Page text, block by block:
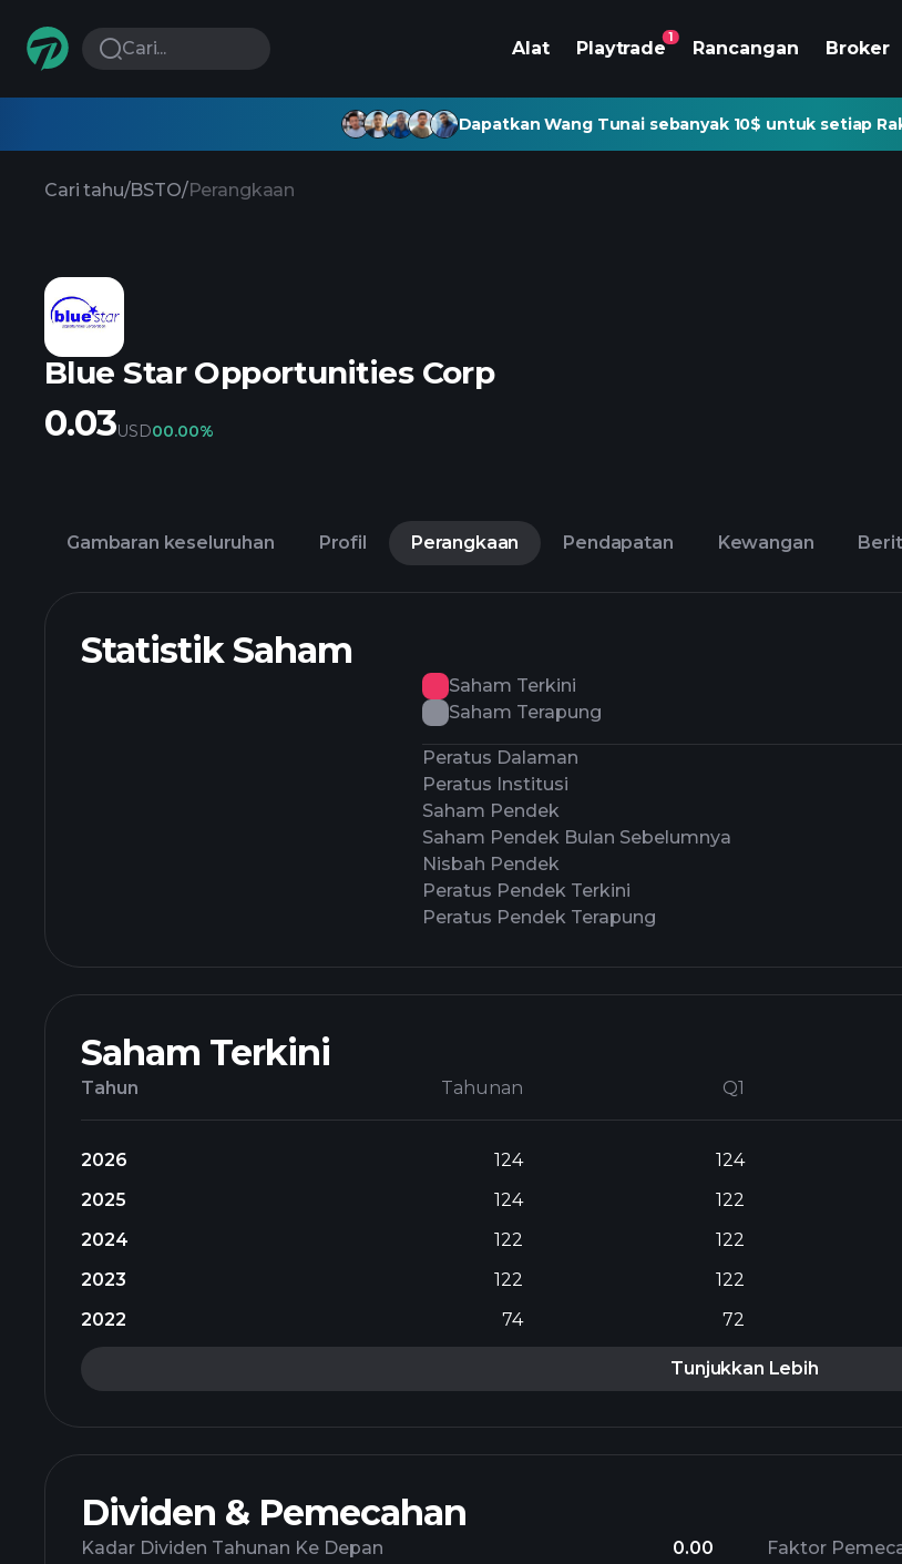
Cari... Alat Playtrade
1
Rancangan Broker
Dapatkan Wang Tunai sebanyak 10$ untuk setiap
Cari tahu/BSTO/Perangkaan
Blue Star Opportunities Corp
0.03USD00.00%
Gambaran keseluruhan Profil Perangkaan Pendapatan Kewangan
Statistik Saham
Saham Terkini
Saham Terapung
Peratus Dalaman
Peratus Institusi
Saham Pendek
Saham Pendek Bulan Sebelumnya
Nisbah Pendek
Peratus Pendek Terkini
Peratus Pendek Terapung
Saham Terkini
Tahun Tahunan Q1
2026 124 124
2025
124 122
2024
122 122
2023
122 122
2022
74 72
Tunjukkan Lebih
Dividen & Pemecahan
Kadar Dividen Tahunan Ke Depan
0.00
Faktor